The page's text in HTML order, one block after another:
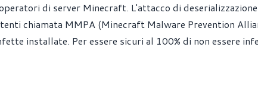
di server Minecraft. L'attacco di
chiamata MMPA (Minecraft Malware Prevention
installate. Per essere sicuri al 100% di non essere